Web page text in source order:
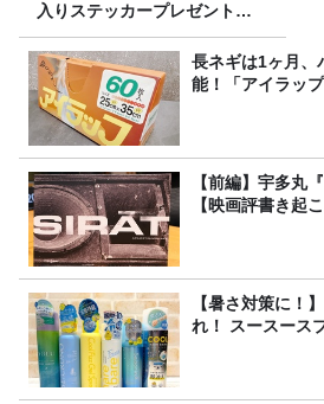
入りステッカープレゼント有
り
長ネギは1ヶ月、
能！「アイラッ
【前編】宇多丸
【映画評書き起
【暑さ対策に！
れ！ スースース